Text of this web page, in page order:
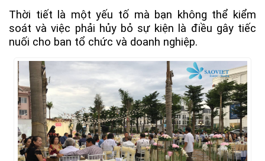
Thời tiết là một yếu tố mà bạn không thể kiểm
soát và việc phải hủy bỏ sự kiện là điều gây tiếc
nuối cho ban tổ chức và doanh nghiệp.